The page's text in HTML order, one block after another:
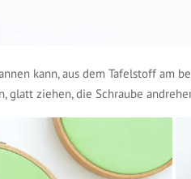
kann, aus dem Tafelstoff am
glatt ziehen, die Schraube